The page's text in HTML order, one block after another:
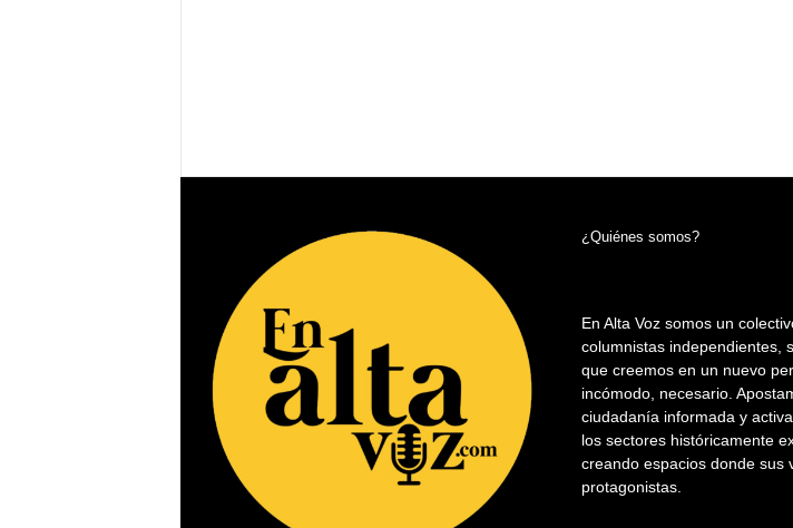
¿Quiénes somos?
En Alta Voz somos un
columnistas independientes,
que creemos en un nuevo
incómodo, necesario.
ciudadanía informada y
los sectores históricamente
creando espacios donde sus
protagonistas.